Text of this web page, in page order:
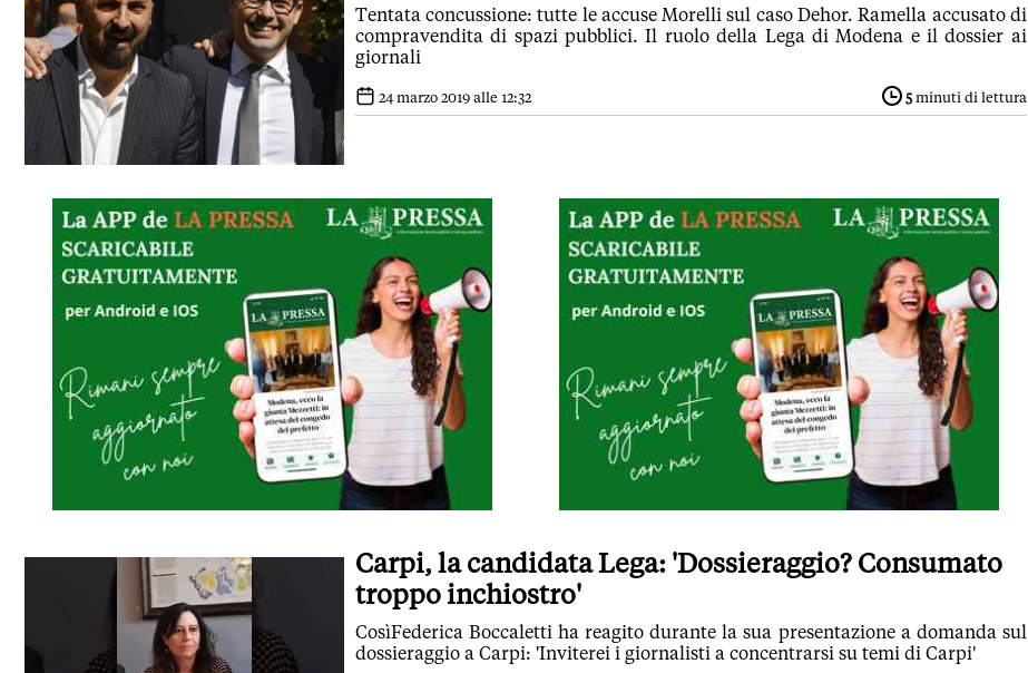
Tentata concussione: tutte le accuse Morelli sul caso Dehor. Ramella accusato di
compravendita di spazi pubblici. Il ruolo della Lega di Modena e il dossier ai
giornali
24 marzo 2019 alle 12:32 5 minuti di lettura
Carpi, la candidata Lega: 'Dossieraggio? Consumato
troppo inchiostro'
CosìFederica Boccaletti ha reagito durante la sua presentazione a domanda sul
dossieraggio a Carpi: 'Inviterei i giornalisti a concentrarsi su temi di Carpi'